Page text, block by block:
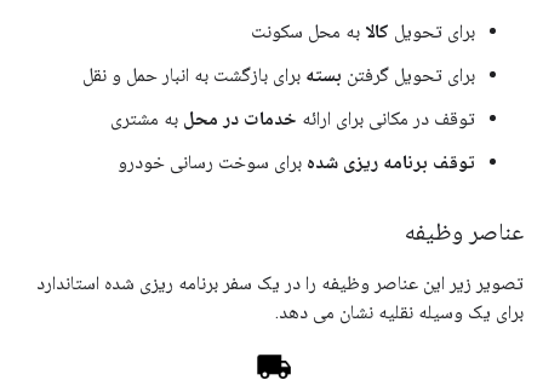
برای تحویل کالا به محل سکونت
برای تحویل گرفتن بسته برای بازگشت به انبار حمل و نقل
توقف در مکانی برای ارائه خدمات در محل به مشتری
توقف برنامه ریزی شده برای سوخت رسانی خودرو
عناصر وظیفه
تصویر زیر این عناصر وظیفه را در یک سفر برنامه ریزی شده استاندارد
برای یک وسیله نقلیه نشان می دهد.